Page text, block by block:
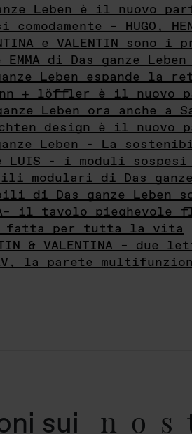
Leben è il nuovo
comodamente – HUGO,
e VALENTIN
EMMA di Das ganze
Leben espande
+ löffler è il nuovo
Leben ora anche a
design è il nuovo
Leben - La
LUIS - i moduli sospesi
modulari di Das
di Das ganze Leben
il tavolo pieghevole
– fatta per tutta la vita
& VALENTINA – due
la parete
sui